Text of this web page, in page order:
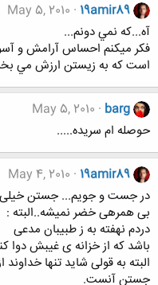
19amir89
May 5, 2010
آه...كه نمي دونم...
فكر ميكنم احساس آرامش و
است كه به زيستن ارزش مي
barg
May 5, 2010
حوصله ام سریده.....
19amir89
May 4, 2010
در جست و جویم... جستن
بی همرهی خضر نمیشه..البته :
دردم نهفته به ز طبیبان مدعی
باشد که از خزانه ی غیبش دوا
البته به قولی شاید تنها
جستن آنست.